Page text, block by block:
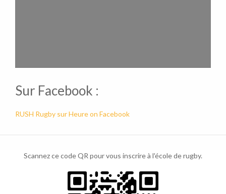
Sur Facebook :
RUSH Rugby sur Heure on Facebook
Scannez ce code QR pour vous inscrire à l'école de rugby.